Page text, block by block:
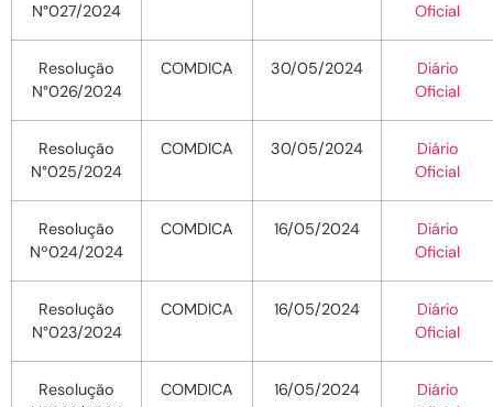
N°027/2024
Oficial
Resolução
N°026/2024
COMDICA 30/05/2024
Diário
Oficial
Resolução
N°025/2024
COMDICA 30/05/2024
Diário
Oficial
Resolução
Nº024/2024
COMDICA 16/05/2024
Diário
Oficial
Resolução
N°023/2024
COMDICA 16/05/2024
Diário
Oficial
Resolução
COMDICA 16/05/2024
Diário